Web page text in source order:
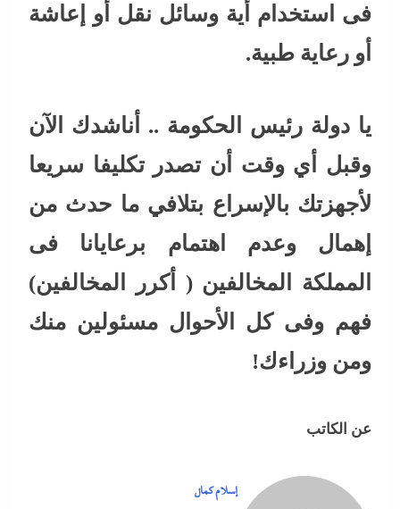
فى استخدام أية وسائل نقل أو إعاشة
أو رعاية طبية.
يا دولة رئيس الحكومة .. أناشدك الآن
وقبل أي وقت أن تصدر تكليفا سريعا
لأجهزتك بالإسراع بتلافي ما حدث من
إهمال وعدم اهتمام برعايانا فى
المملكة المخالفين ( أكرر المخالفين)
فهم وفى كل الأحوال مسئولين منك
ومن وزراءك!
عن الكاتب
إسلام كمال